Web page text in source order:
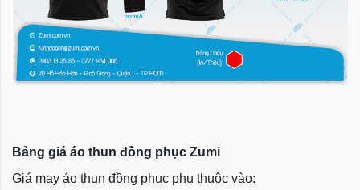
Bảng giá áo thun đồng phục Zumi
Giá may áo thun đồng phục phụ thuộc vào: